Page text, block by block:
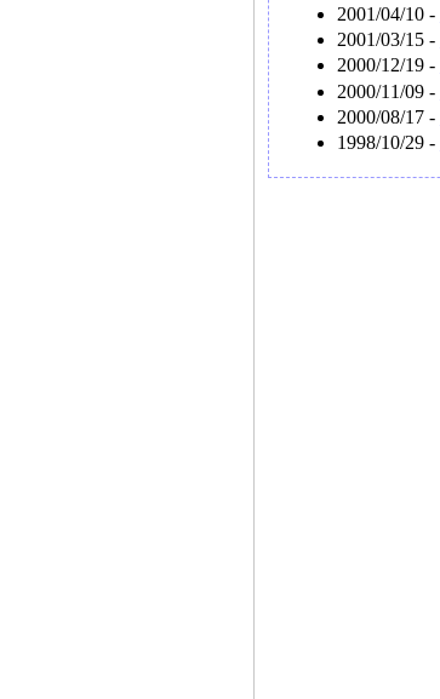
2001/04/10 -
2001/03/15 -
2000/12/19 -
2000/11/09 -
2000/08/17 -
1998/10/29 -